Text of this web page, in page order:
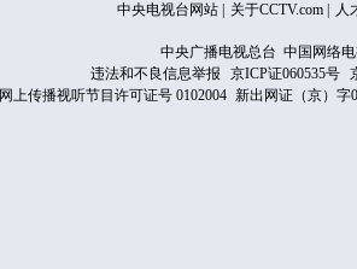
中央电视台网站 关于CCTV.com 人
中央广播电视总台 中国网络
违法和不良信息举报
京ICP证060535号
网上传播视听节目许可证号 0102004 新出网证（京）